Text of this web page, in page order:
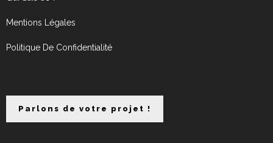
Mentions Légales
Politique De Confidentialité
Parlons de votre projet !